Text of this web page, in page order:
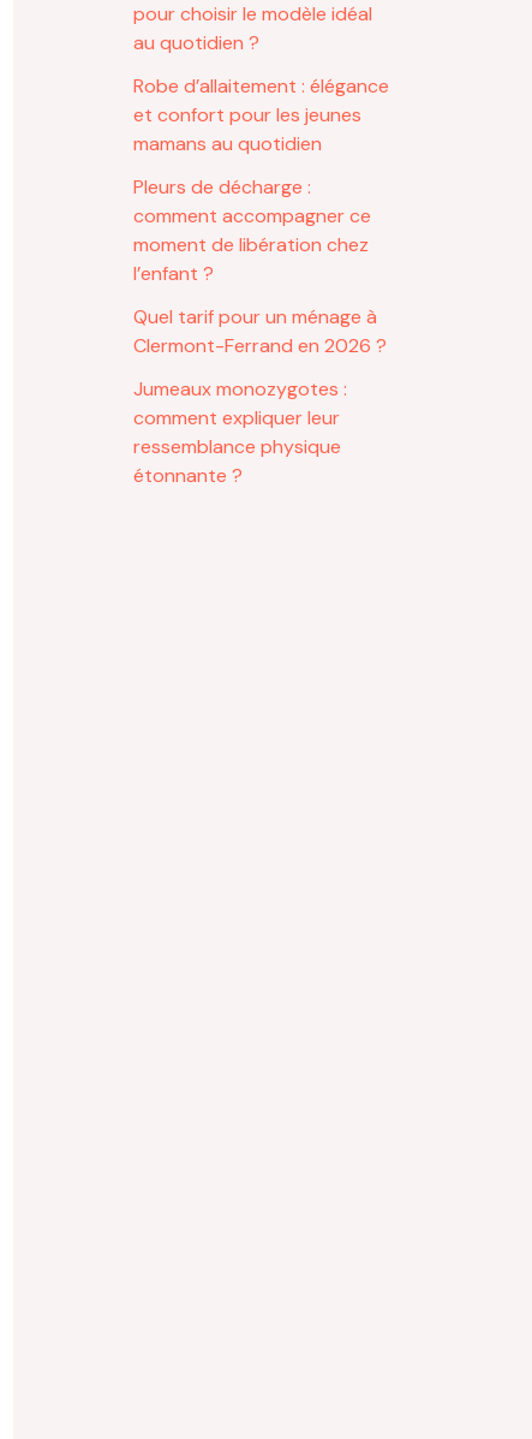
pour choisir le modèle idéal
au quotidien ?
Robe d’allaitement : élégance
et confort pour les jeunes
mamans au quotidien
Pleurs de décharge :
comment accompagner ce
moment de libération chez
l’enfant ?
Quel tarif pour un ménage à
Clermont-Ferrand en 2026 ?
Jumeaux monozygotes :
comment expliquer leur
ressemblance physique
étonnante ?